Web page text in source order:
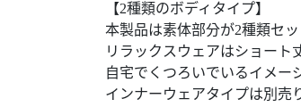
【2種類のボディタイプ】
本製品は素体部分が2種類セ
リラックスウェアはショート
自宅でくつろいでいるイメー
インナーウェアタイプは別売